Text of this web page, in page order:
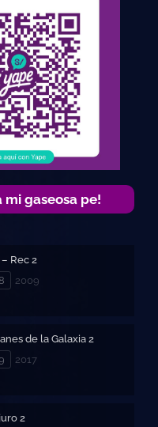
mi gaseosa pe!
– Rec 2
2009
de la Galaxia 2
2017
2